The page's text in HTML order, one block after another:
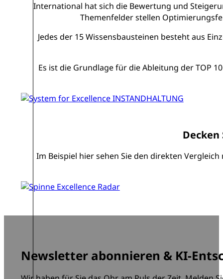
International hat sich die Bewertung und
Themenfelder stellen
Jedes der 15 Wissensbausteinen besteht aus
Es ist die Grundlage für die Ableitung der TOP
Im Beispiel hier sehen Sie den direkten
Newsletter abonnieren & KI-